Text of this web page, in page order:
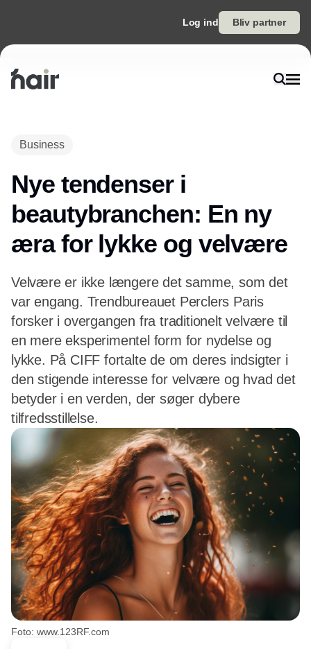
Log ind Bliv partner
Business
Nye tendenser i
beautybranchen: En ny
æra for lykke og velvære
Velvære er ikke længere det samme, som det
var engang. Trendbureauet Perclers Paris
forsker i overgangen fra traditionelt velvære til
en mere eksperimentel form for nydelse og
lykke. På CIFF fortalte de om deres indsigter i
den stigende interesse for velvære og hvad det
betyder i en verden, der søger dybere
tilfredsstillelse.
Foto: www.123RF.com